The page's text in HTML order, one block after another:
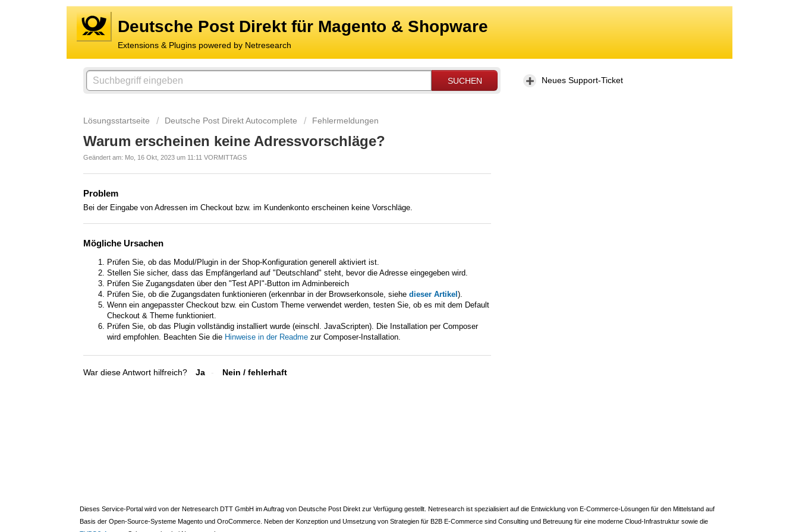
Deutsche Post Direkt für Magento & Shopware
SUCHEN Neues Support-Ticket
Lösungsstartseite Deutsche Post Direkt Autocomplete Fehlermeldungen
Warum erscheinen keine Adressvorschläge?
Geändert am: Mo, 16 Okt, 2023 um 11:11 VORMITTAGS
Problem
Bei der Eingabe von Adressen im Checkout bzw. im Kundenkonto erscheinen keine Vorschläge.
Mögliche Ursachen
Prüfen Sie, ob das Modul/Plugin in der Shop-Konfiguration generell aktiviert ist.
Stellen Sie sicher, dass das Empfängerland auf "Deutschland" steht, bevor die Adresse eingegeben wird.
Prüfen Sie Zugangsdaten über den "Test API"-Button im Adminbereich
Prüfen Sie, ob die Zugangsdaten funktionieren (erkennbar in der Browserkonsole, siehe dieser Artikel ).
Wenn ein angepasster Checkout bzw. ein Custom Theme verwendet werden, testen Sie, ob es mit dem Default
Checkout & Theme funktioniert.
Prüfen Sie, ob das Plugin vollständig installiert wurde (einschl. JavaScripten). Die Installation per Composer
wird empfohlen. Beachten Sie die Hinweise in der Readme zur Composer-Installation.
War diese Antwort hilfreich? Ja Nein
Dieses Service-Portal wird von der Netresearch DTT GmbH im Auftrag von Deutsche Post Direkt zur Verfügung gestellt. Netresearch ist spezialisiert auf die Entwicklung von E-Commerce-Lösungen für den Mittelstand auf
Basis der Open-Source-Systeme Magento und OroCommerce. Neben der Konzeption und Umsetzung von Strategien für B2B E-Commerce sind Consulting und Betreuung für eine moderne Cloud-Infrastruktur sowie die